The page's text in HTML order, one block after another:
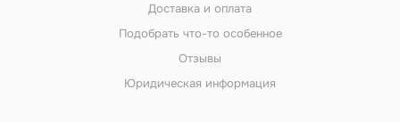
Доставка и оплата
Подобрать что-то особенное
Отзывы
Юридическая информация